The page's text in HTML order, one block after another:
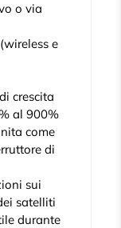
o via
e
crescita
al 900%
come
di
sui
satelliti
durante